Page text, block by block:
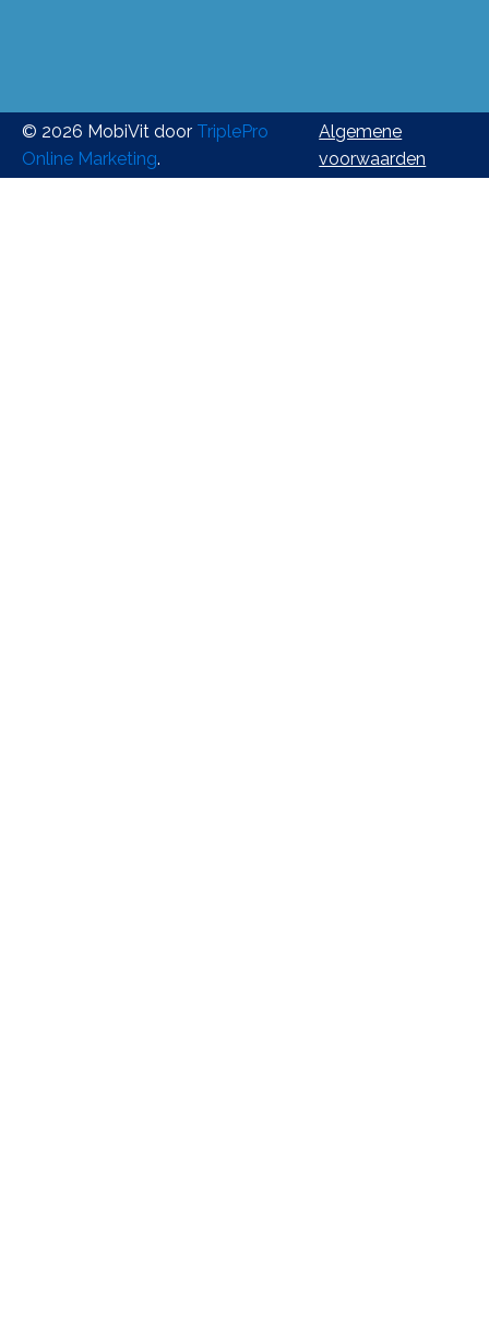
© 2026 MobiVit door TriplePro
Online Marketing.
Algemene
voorwaarden